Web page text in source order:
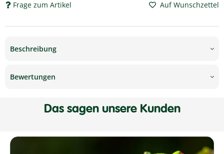
Frage zum Artikel Auf Wunschzettel
Beschreibung
Bewertungen
Das sagen unsere Kunden